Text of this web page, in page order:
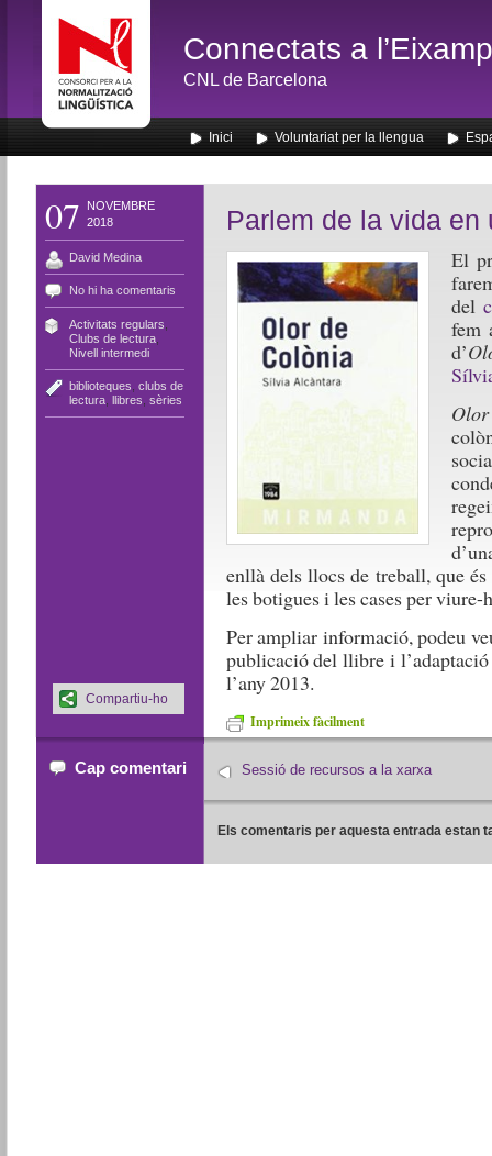
Connectats a
CNL de Barcelona
Inici Voluntariat per la llengua
07
NOVEMBRE
2018
David Medina
No hi ha comentaris
Activitats regulars
Clubs de lectura,
Nivell intermedi
biblioteques clubs de
lectura, llibres sèries
Parlem de la vida
El
del
fem
d’
enllà dels llocs de treball, que
les botigues i les cases per
Per ampliar informació, podeu
publicació del llibre i
l’any 2013.
Imprimeix fàcilment
Compartiu-ho
Cap comentari Sessió de recursos a la xarxa
Els comentaris per aquesta entrada estan